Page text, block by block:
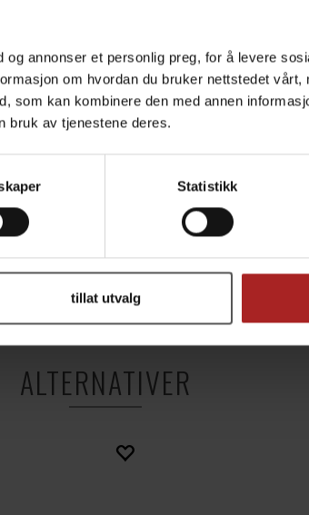
annonser et personlig preg, for å levere
om hvordan du bruker nettstedet vårt,
som kan kombinere den med annen
bruk av tjenestene deres.
Statistikk
tillat utvalg
TEKNISK INFO
ALTERNATIVER